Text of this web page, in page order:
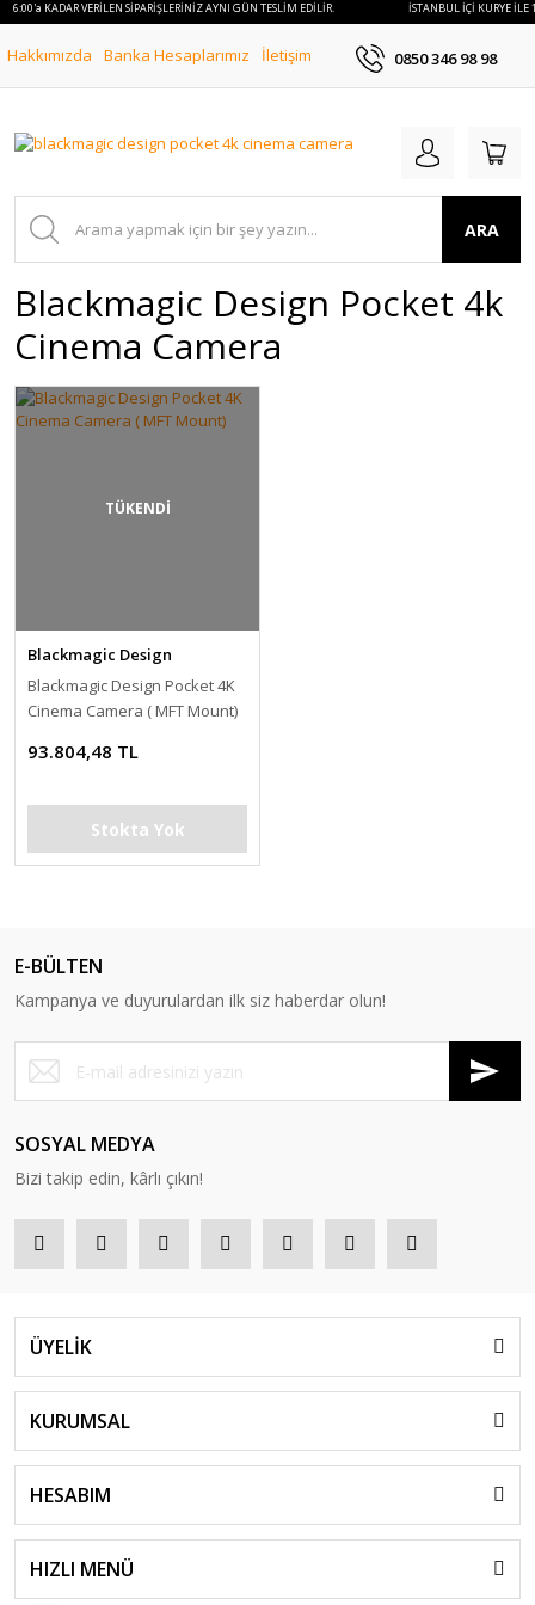
16:00'a KADAR VERİLEN SİPARİŞLERİNİZ AYNI GÜN TESLİM EDİLİR. İSTANBUL İÇİ KURYE İLE
Hakkımızda Banka Hesaplarımız İletişim 0850 346 98 98
ARA
Blackmagic Design Pocket 4k
Cinema Camera
TÜKENDİ
Blackmagic Design
Blackmagic Design Pocket 4K
Cinema Camera ( MFT Mount)
93.804,48 TL
Stokta Yok
E-BÜLTEN
Kampanya ve duyurulardan ilk siz haberdar olun!
SOSYAL MEDYA
Bizi takip edin, kârlı çıkın!
ÜYELİK
KURUMSAL
HESABIM
HIZLI MENÜ